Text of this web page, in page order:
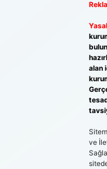
alan
ve